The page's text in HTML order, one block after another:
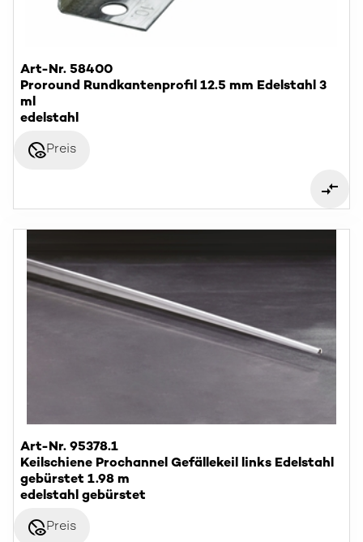
Art-Nr. 58400
Proround Rundkantenprofil 12.5 mm Edelstahl 3
ml
edelstahl
disabled_visiblePreis
Art-Nr. 95378.1
Keilschiene Prochannel Gefällekeil links Edelstahl
gebürstet 1.98 m
edelstahl gebürstet
disabled_visiblePreis